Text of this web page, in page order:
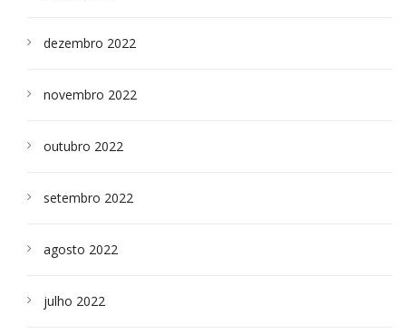
dezembro 2022
novembro 2022
outubro 2022
setembro 2022
agosto 2022
julho 2022